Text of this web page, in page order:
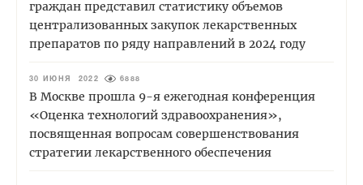
граждан представил статистику объемов
централизованных закупок лекарственных
препаратов по ряду направлений в 2024 году
30 ИЮНЯ 2022 6888
В Москве прошла 9-я ежегодная конференция
«Оценка технологий здравоохранения»,
посвященная вопросам совершенствования
стратегии лекарственного обеспечения